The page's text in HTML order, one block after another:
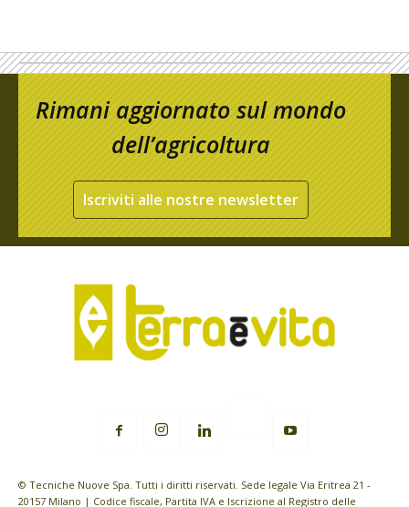
Rimani aggiornato sul mondo
dell’agricoltura
Iscriviti alle nostre newsletter
© Tecniche Nuove Spa. Tutti i diritti riservati. Sede legale Via Eritrea 21 -
20157 Milano | Codice fiscale, Partita IVA e Iscrizione al Registro delle